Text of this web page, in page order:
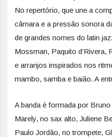
No repertório, que une a
câmara e a pressão sonora
de grandes nomes do latin
Mossman, Paquito d’Rivera,
e arranjos inspirados nos
mambo, samba e baião. A
A banda é formada por
Marely, no sax alto, Juliene
Paulo Jordão, no trompete,